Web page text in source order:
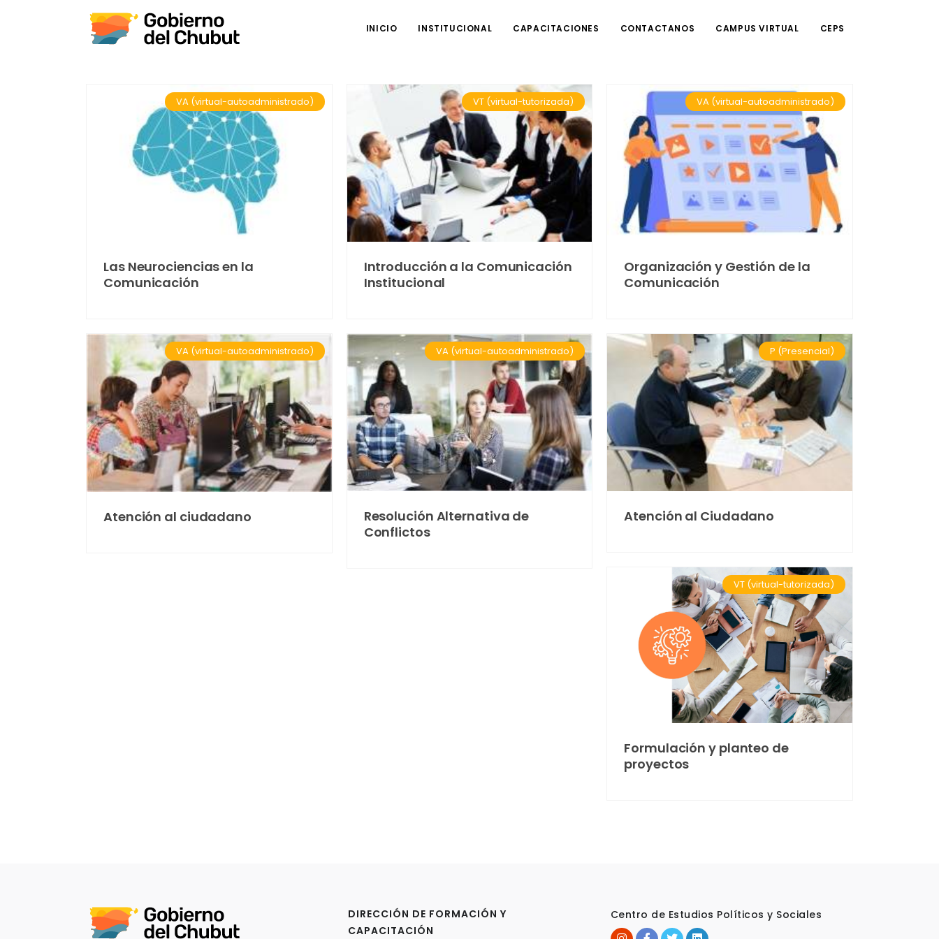
INICIO INSTITUCIONAL CAPACITACIONES CONTACTANOS CAMPUS VIRTUAL CEPS
VA (virtual-autoadministrado)
Las Neurociencias en la
Comunicación
VT (virtual-tutorizada)
Introducción a la Comunicación
Institucional
VA (virtual-autoadministrado)
Organización y Gestión de la
Comunicación
VA (virtual-autoadministrado)
Resolución Alternativa de
Conflictos
VA (virtual-autoadministrado)
Atención al ciudadano
P (Presencial)
Atención al Ciudadano
VT (virtual-tutorizada)
Formulación y planteo de
proyectos
DIRECCIÓN DE FORMACIÓN Y
CAPACITACIÓN
Centro de Estudios Políticos y Sociales